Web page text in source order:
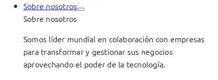
Sobre nosotros
Sobre nosotros
Somos líder mundial en colaboración con empresas
para transformar y gestionar sus negocios
aprovechando el poder de la tecnología.